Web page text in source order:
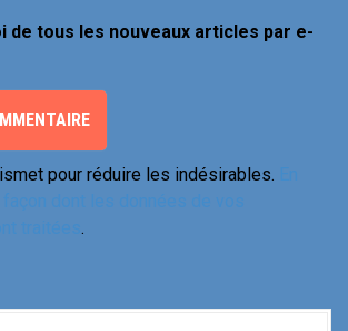
de tous les nouveaux articles par e-
pour réduire les indésirables.
.